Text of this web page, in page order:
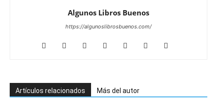
Algunos Libros Buenos
https://algunoslibrosbuenos.com/
Artículos relacionados Más del autor